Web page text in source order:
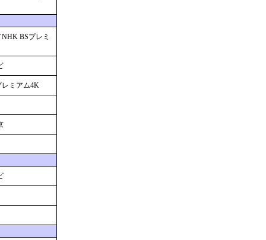
BSプレミ
ミアム4K